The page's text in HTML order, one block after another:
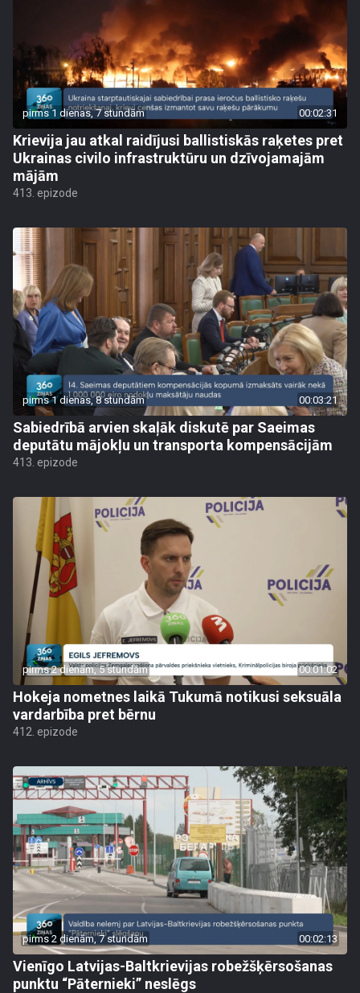
pirms 1 dienas, 7 stundām 00:02:31
Krievija jau atkal raidījusi ballistiskās raķetes pret
Ukrainas civilo infrastruktūru un dzīvojamajām
mājām
413. epizode
pirms 1 dienas, 8 stundām 00:03:21
Sabiedrībā arvien skaļāk diskutē par Saeimas
deputātu mājokļu un transporta kompensācijām
413. epizode
pirms 2 dienām, 5 stundām 00:01:02
Hokeja nometnes laikā Tukumā notikusi seksuāla
vardarbība pret bērnu
412. epizode
pirms 2 dienām, 7 stundām 00:02:13
Vienīgo Latvijas-Baltkrievijas robežšķērsošanas
punktu “Pāternieki” neslēgs